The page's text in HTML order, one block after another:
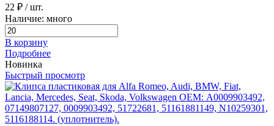
22 ₽ / шт.
Наличие: много
В корзину
Подробнее
Новинка
Быстрый просмотр